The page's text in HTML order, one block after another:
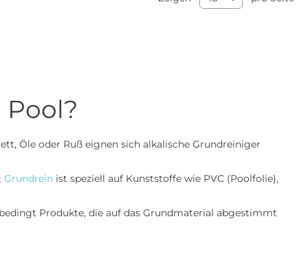
Öle oder Ruß eignen sich alkalische Grundreiniger
Grundrein ist speziell auf Kunststoffe wie PVC (Poolfolie),
Produkte, die auf das Grundmaterial abgestimmt